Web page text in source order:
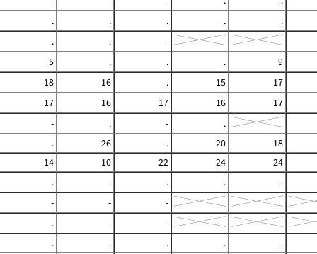
. . . .
.
. .
-
5 . . .
9
18 16 . 15
17
17 16 17 16
17
- . -
.
. 26 . 20
18
14 10 22 24
24
. . . .
.
- -
-
. .
-
. . . .
.